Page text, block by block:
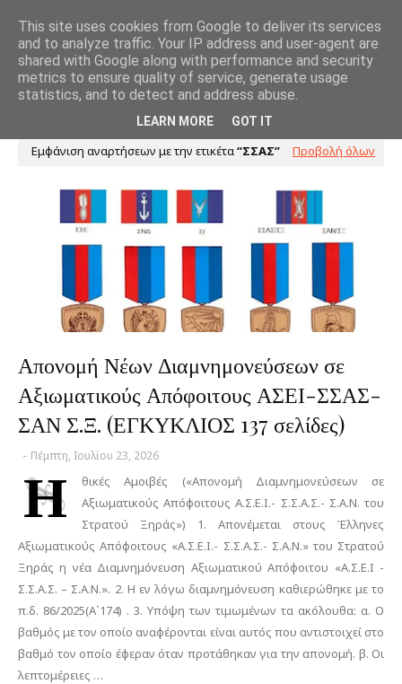
Εμφάνιση αναρτήσεων με την ετικέτα ΣΣΑΣ Προβολή όλων
Απονομή Νέων Διαμνημονεύσεων σε
Αξιωματικούς Απόφοιτους ΑΣΕΙ-ΣΣΑΣ-
ΣΑΝ Σ.Ξ. (ΕΓΚΥΚΛΙΟΣ 137 σελίδες)
- Πέμπτη, Ιουλίου 23, 2026
Η
θικές Αμοιβές («Απονομή Διαμνημονεύσεων σε
Αξιωματικούς Απόφοιτους Α.Σ.Ε.Ι.- Σ.Σ.Α.Σ.- Σ.Α.Ν. του
Στρατού Ξηράς») 1. Απονέμεται στους Έλληνες
Αξιωματικούς Απόφοιτους «Α.Σ.Ε.Ι.- Σ.Σ.Α.Σ.- Σ.Α.Ν.» του Στρατού
Ξηράς η νέα Διαμνημόνευση Αξιωματικού Απόφοιτου «Α.Σ.Ε.Ι -
Σ.Σ.Α.Σ. – Σ.Α.Ν.». 2. Η εν λόγω διαμνημόνευση καθιερώθηκε με το
π.δ. 86/2025(Α΄174) . 3. Υπόψη των τιμωμένων τα ακόλουθα: α. Ο
βαθμός με τον οποίο αναφέρονται είναι αυτός που αντιστοιχεί στο
βαθμό τον οποίο έφεραν όταν προτάθηκαν για την απονομή. β. Οι
λεπτομέρειες …
This site uses cookies from Google to deliver its services
and to analyze traffic. Your IP address and user-agent are
shared with Google along with performance and security
metrics to ensure quality of service, generate usage
statistics, and to detect and address abuse.
LEARN MORE GOT IT